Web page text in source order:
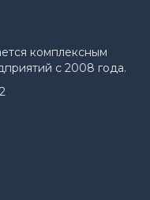
комплексным
с 2008 года.